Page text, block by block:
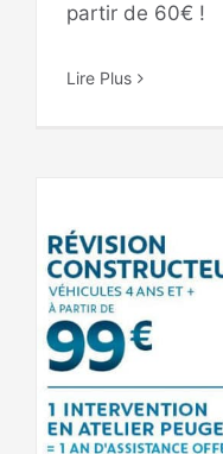
partir de 60€ !
Lire Plus